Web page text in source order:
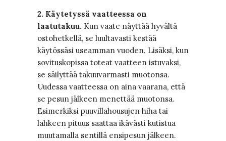
2. Käytetyssä vaatteessa on
laatutakuu. Kun vaate näyttää hyvältä
ostohetkellä, se luultavasti kestää
käytössäsi useamman vuoden. Lisäksi, kun
sovituskopissa toteat vaatteen istuvaksi,
se säilyttää takuuvarmasti muotonsa.
Uudessa vaatteessa on aina vaarana, että
se pesun jälkeen menettää muotonsa.
Esimerkiksi puuvillahousujen hiha tai
lahkeen pituus saattaa ikävästi kutistua
muutamalla sentillä ensipesun jälkeen.